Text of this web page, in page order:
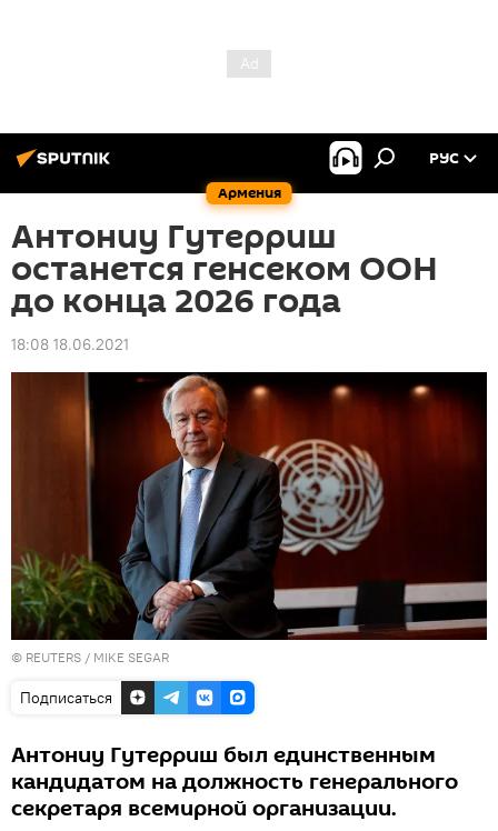
Армения
РУС
Антониу Гутерриш
останется генсеком ООН
до конца 2026 года
18:08 18.06.2021
© REUTERS / MIKE SEGAR
Подписаться
Антониу Гутерриш был единственным
кандидатом на должность генерального
секретаря всемирной организации.